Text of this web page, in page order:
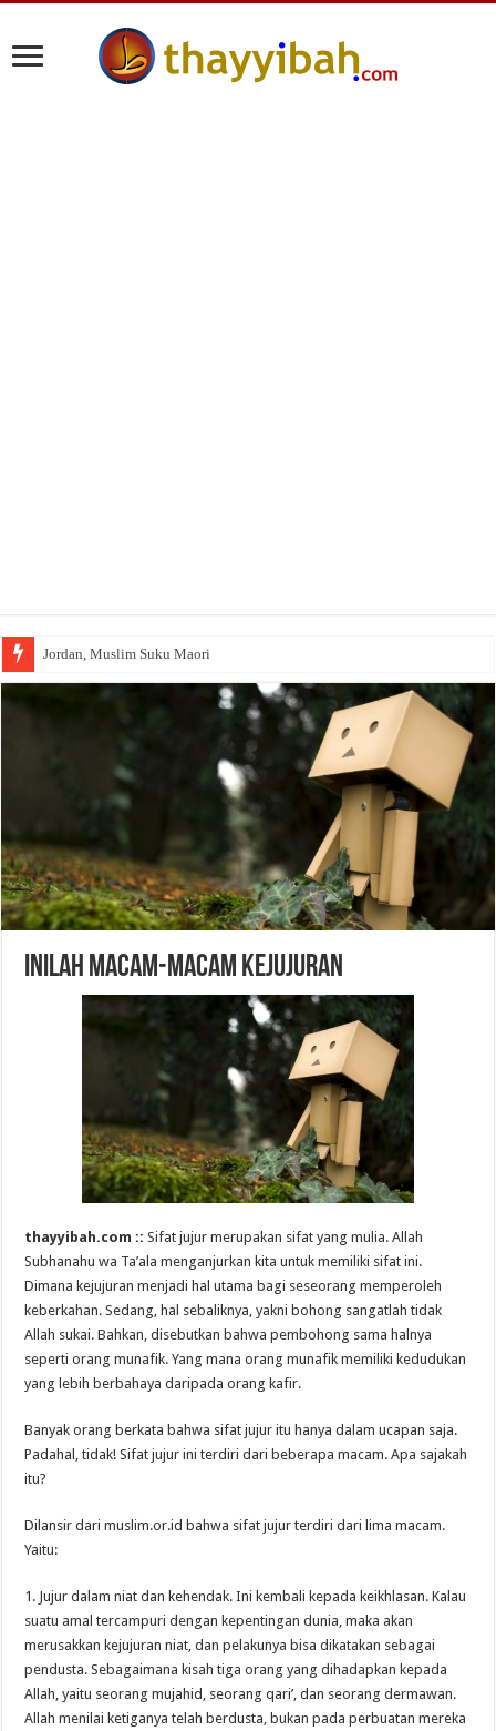
Jordan, Muslim Suku Maori
Inilah Macam-macam Kejujuran
thayyibah.com ::Sifat jujur merupakan sifat yang mulia. Allah
Subhanahu wa Ta’ala menganjurkan kita untuk memiliki sifat ini.
Dimana kejujuran menjadi hal utama bagi seseorang memperoleh
keberkahan. Sedang, hal sebaliknya, yakni bohong sangatlah tidak
Allah sukai. Bahkan, disebutkan bahwa pembohong sama halnya
seperti orang munafik. Yang mana orang munafik memiliki kedudukan
yang lebih berbahaya daripada orang kafir.
Banyak orang berkata bahwa sifat jujur itu hanya dalam ucapan saja.
Padahal, tidak! Sifat jujur ini terdiri dari beberapa macam. Apa sajakah
itu?
Dilansir dari muslim.or.id bahwa sifat jujur terdiri dari lima macam.
Yaitu:
1. Jujur dalam niat dan kehendak. Ini kembali kepada keikhlasan. Kalau
suatu amal tercampuri dengan kepentingan dunia, maka akan
merusakkan kejujuran niat, dan pelakunya bisa dikatakan sebagai
pendusta. Sebagaimana kisah tiga orang yang dihadapkan kepada
Allah, yaitu seorang mujahid, seorang qari’, dan seorang dermawan.
Allah menilai ketiganya telah berdusta, bukan pada perbuatan mereka